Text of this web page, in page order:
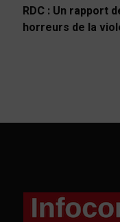
RDC : Un rapport
horreurs de la